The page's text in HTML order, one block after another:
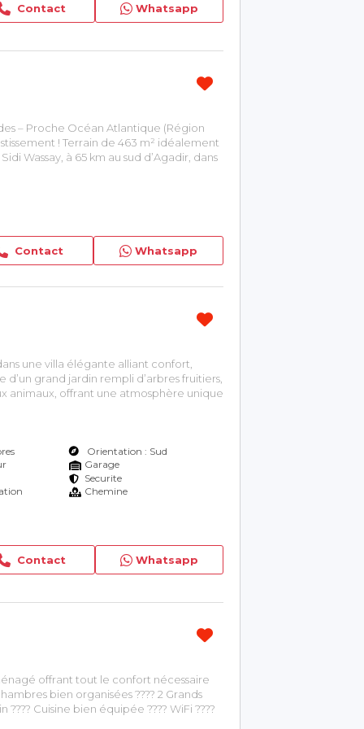
Contact Whatsapp
– Proche Océan Atlantique (Région
! Terrain de 463 m² idéalement
Wassay, à 65 km au sud d’Agadir, dans
Contact Whatsapp
une villa élégante alliant confort,
grand jardin rempli d’arbres fruitiers,
animaux, offrant une atmosphère unique
Orientation : Sud
Garage
Securite
Chemine
Contact Whatsapp
offrant tout le confort nécessaire
bien organisées ???? 2 Grands
Cuisine bien équipée ???? WiFi ????